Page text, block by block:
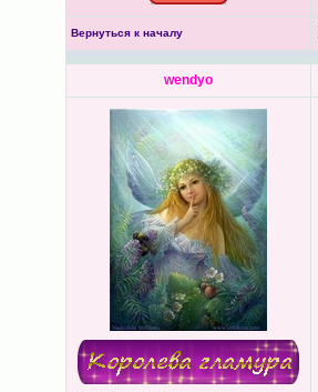
Вернуться к началу
wendyo